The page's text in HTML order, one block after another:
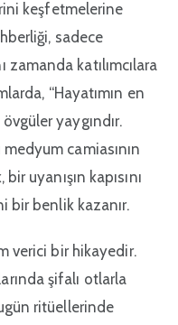
keşfetmelerine
sadece
zamanda katılımcılara
“Hayatımın en
yaygındır.
camiasının
uyanışın kapısını
bir benlik kazanır.
verici bir hikayedir.
şifalı otlarla
ritüellerinde